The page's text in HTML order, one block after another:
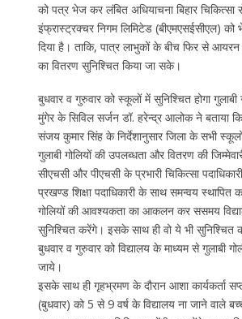
को पत्र भेज कर लंबित अधियाचना बिहार चिकित्सा
इंफ्रास्ट्रक्चर निगम लिमिटेड (बीएमएसईसीएल) को
दिया है। ताकि, पात्र लाभुकों के बीच फिर से आयरन
का वितरण सुनिश्चित किया जा सके।
बुधवार व गुरुवार को स्कूलों में सुनिश्चित होगा
मुंगेर के सिविल सर्जन डॉ. हरेन्द्र आलोक ने बताया
संजय कुमार सिंह के निर्देशानुसार जिला के सभी
गुलाबी गोलियों की उपलब्धता और वितरण की
सीएचसी और पीएचसी के प्रभारी चिकित्सा
प्रखण्ड शिक्षा पदाधिकारी के साथ समन्वय
गोलियों की आवश्यकता का आकलन कर ससमय
सुनिश्चित करेंगे। इसके साथ ही वो ये भी सुनिश्चित
बुधवार व गुरुवार को विद्यालय के माध्यम से गुलाबी
जाये।
इसके साथ ही गृहभ्रमण के दौरान आशा कार्यकर्ता
(बुधवार) को 5 से 9 वर्ष के विद्यालय ना जाने वाले